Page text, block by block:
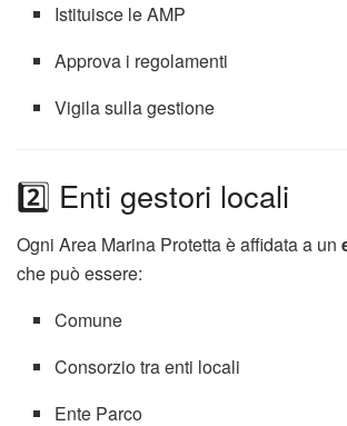
Istituisce le AMP
Approva i regolamenti
Vigila sulla gestione
2️⃣ Enti gestori locali
Ogni Area Marina Protetta è affidata a un
che può essere:
Comune
Consorzio tra enti locali
Ente Parco